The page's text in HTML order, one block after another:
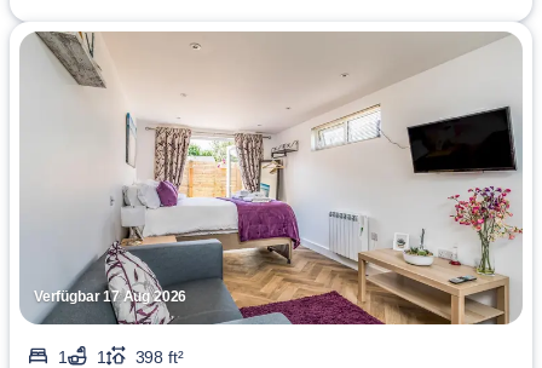
Verfügbar 17 Aug 2026
1 1
398 ft²